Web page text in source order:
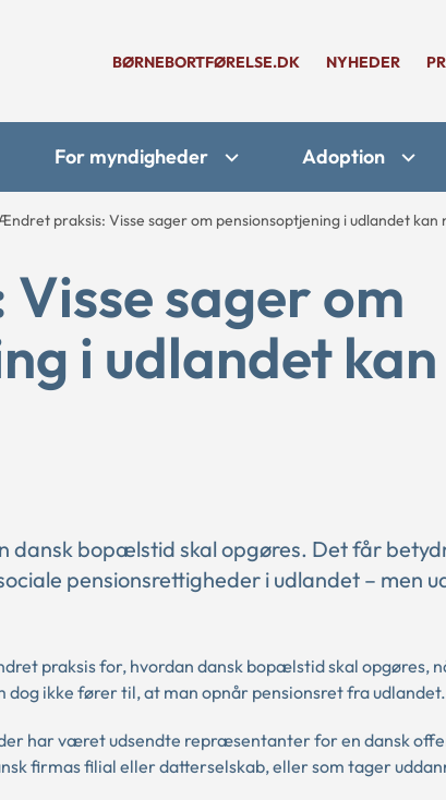
BØRNEBORTFØRELSE.DK NYHEDER
For myndigheder Adoption
praksis: Visse sager om pensionsoptjening i udlandet kan
sager om
i udlandet kan
dansk bopælstid skal opgøres. Det får
pensionsrettigheder i udlandet – men
praksis for, hvordan dansk bopælstid skal opgøres,
ikke fører til, at man opnår pensionsret fra udlandet.
har været udsendte repræsentanter for en dansk
firmas filial eller datterselskab, eller som tager